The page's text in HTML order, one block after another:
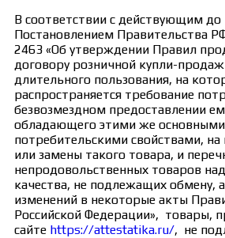
В соответствии с действующим до
Постановлением Правительства
2463 «Об утверждении Правил
договору розничной купли-
длительного пользования, на
распространяется требование
безвозмездном предоставлении
обладающего этими же основными
потребительскими свойствами,
или замены такого товара, и
непродовольственных товаров
качества, не подлежащих обмену,
изменений в некоторые акты
Российской Федерации», товары,
сайте https://attestatika.ru/, не